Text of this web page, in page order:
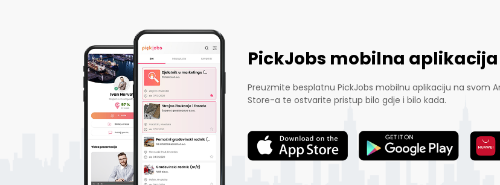
PickJobs mobilna aplikacija
Preuzmite besplatnu PickJobs mobilnu aplikaciju na svom
Store-a te ostvarite pristup bilo gdje i bilo kada.